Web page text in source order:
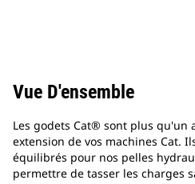
Vue D'ensemble
Les godets Cat® sont plus qu'un
extension de vos machines Cat.
équilibrés pour nos pelles
permettre de tasser les charges